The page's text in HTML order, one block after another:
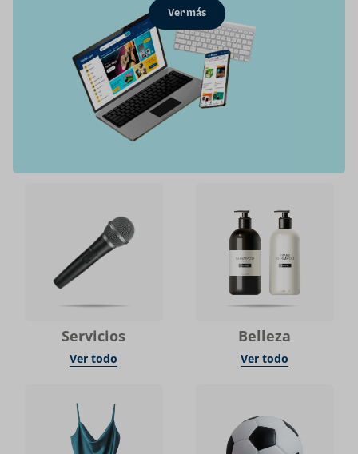
Ver más
Servicios
Ver todo
Belleza
Ver todo